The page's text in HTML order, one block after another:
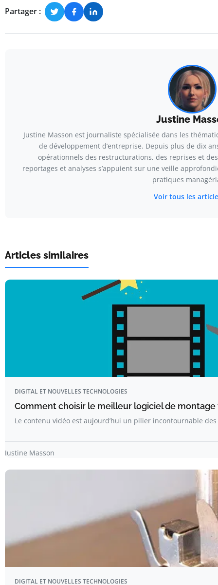
Partager :
Justine
Justine Masson est journaliste spécialisée dans les
de développement d’entreprise. Depuis plus de dix
opérationnels des restructurations, des reprises et
reportages et analyses s’appuient sur une veille
pratiques
Voir tous les
Articles similaires
DIGITAL ET NOUVELLES TECHNOLOGIES
Comment choisir le meilleur logiciel de montage
Le contenu vidéo est aujourd’hui un pilier incontournable
Justine Masson
DIGITAL ET NOUVELLES TECHNOLOGIES